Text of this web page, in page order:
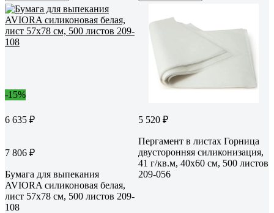
-15%
6 635 ₽
7 806 ₽
Бумага для выпекания
AVIORA силиконовая белая,
лист 57x78 см, 500 листов 209-
108
5 520 ₽
Пергамент в листах Горница
двусторонняя силиконизация,
41 г/кв.м, 40x60 см, 500 листов
209-056